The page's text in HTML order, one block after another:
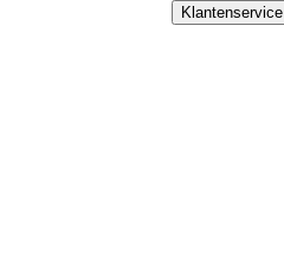
Klantenservice